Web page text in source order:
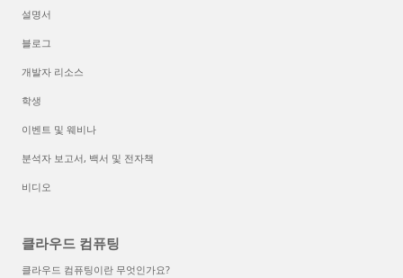
설명서
블로그
개발자 리소스
학생
이벤트 및 웨비나
분석자 보고서, 백서 및 전자책
비디오
클라우드 컴퓨팅
클라우드 컴퓨팅이란 무엇인가요?